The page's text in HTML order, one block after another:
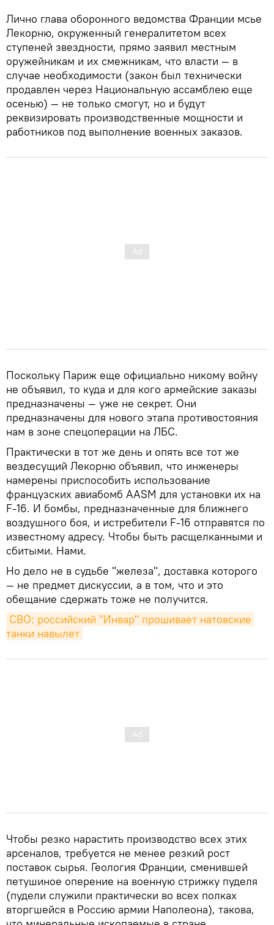
Лично глава оборонного ведомства Франции мсье
Лекорню, окруженный генералитетом всех
ступеней звездности, прямо заявил местным
оружейникам и их смежникам, что власти — в
случае необходимости (закон был технически
продавлен через Национальную ассамблею еще
осенью) — не только смогут, но и будут
реквизировать производственные мощности и
работников под выполнение военных заказов.
Поскольку Париж еще официально никому войну
не объявил, то куда и для кого армейские заказы
предназначены — уже не секрет. Они
предназначены для нового этапа противостояния
нам в зоне спецоперации на ЛБС.
Практически в тот же день и опять все тот же
вездесущий Лекорню объявил, что инженеры
намерены приспособить использование
французских авиабомб AASM для установки их на
F-16. И бомбы, предназначенные для ближнего
воздушного боя, и истребители F-16 отправятся по
известному адресу. Чтобы быть расщелканными и
сбитыми. Нами.
Но дело не в судьбе "железа", доставка которого
— не предмет дискуссии, а в том, что и это
обещание сдержать тоже не получится.
СВО: российский "Инвар" прошивает натовские
танки навылет
Чтобы резко нарастить производство всех этих
арсеналов, требуется не менее резкий рост
поставок сырья. Геология Франции, сменившей
петушиное оперение на военную стрижку пуделя
(пудели служили практически во всех полках
вторгшейся в Россию армии Наполеона), такова,